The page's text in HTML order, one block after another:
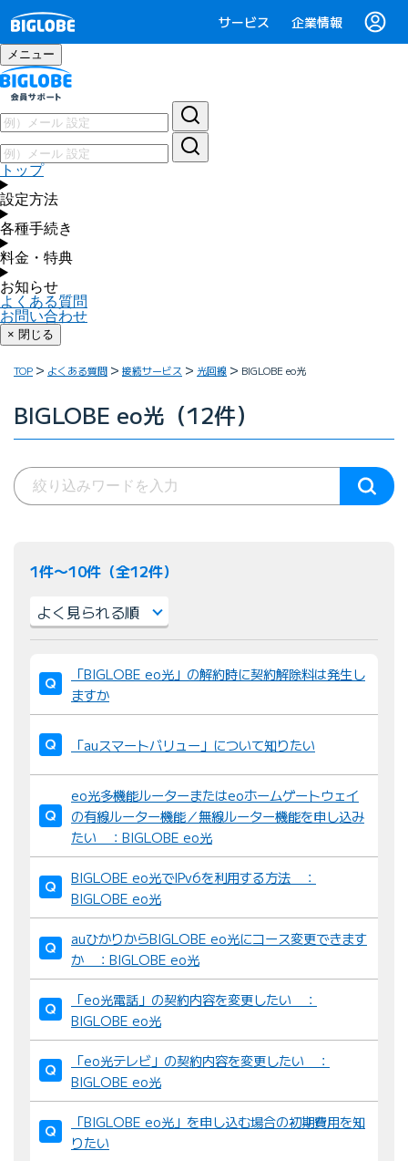
サービス 企業情報
メニュー
トップ
設定方法
各種手続き
料金・特典
お知らせ
よくある質問
お問い合わせ
× 閉じる
TOP よくある質問 接続サービス 光回線 BIGLOBE eo光
BIGLOBE eo光（12件）
1件〜10件（全12件）
び
替
え
：
「BIGLOBE eo光」の解約時に契約解除料は発生し
ますか
「auスマートバリュー」について知りたい
eo光多機能ルーターまたはeoホームゲートウェイ
の有線ルーター機能／無線ルーター機能を申し込み
たい ：BIGLOBE eo光
BIGLOBE eo光でIPv6を利用する方法 ：
BIGLOBE eo光
auひかりからBIGLOBE eo光にコース変更できます
か ：BIGLOBE eo光
「eo光電話」の契約内容を変更したい ：
BIGLOBE eo光
「eo光テレビ」の契約内容を変更したい ：
BIGLOBE eo光
「BIGLOBE eo光」を申し込む場合の初期費用を知
りたい